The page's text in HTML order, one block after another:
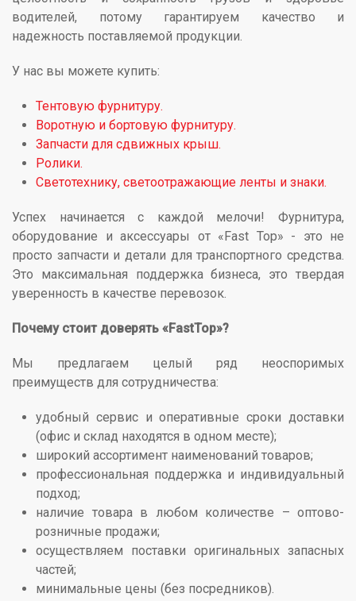
водителей, потому гарантируем качество и
надежность поставляемой продукции.
У нас вы можете купить:
Тентовую фурнитуру.
Воротную и бортовую фурнитуру.
Запчасти для сдвижных крыш.
Ролики.
Светотехнику, светоотражающие ленты и знаки.
Успех начинается с каждой мелочи! Фурнитура,
оборудование и аксессуары от «Fast Top» - это не
просто запчасти и детали для транспортного средства.
Это максимальная поддержка бизнеса, это твердая
уверенность в качестве перевозок.
Почему стоит доверять «FastTop»?
Мы предлагаем целый ряд неоспоримых
преимуществ для сотрудничества:
удобный сервис и оперативные сроки доставки
(офис и склад находятся в одном месте);
широкий ассортимент наименований товаров;
профессиональная поддержка и индивидуальный
подход;
наличие товара в любом количестве – оптово-
розничные продажи;
осуществляем поставки оригинальных запасных
частей;
минимальные цены (без посредников).